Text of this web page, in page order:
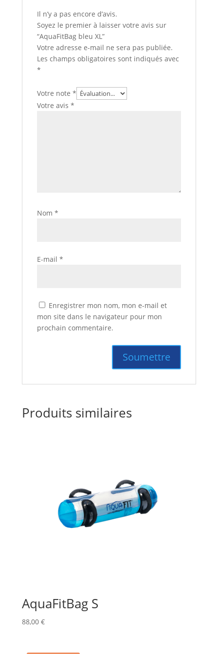
Il n’y a pas encore d’avis.
Soyez le premier à laisser votre avis sur
“AquaFitBag bleu XL”
Votre adresse e-mail ne sera pas publiée.
Les champs obligatoires sont indiqués avec
*
Votre note *
Votre avis *
Nom *
E-mail *
Enregistrer mon nom, mon e-mail et
mon site dans le navigateur pour mon
prochain commentaire.
Produits similaires
AquaFitBag S
88,00 €